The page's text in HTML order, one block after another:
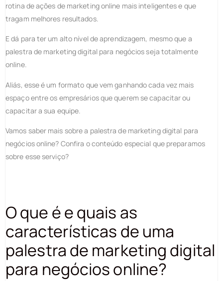
rotina de ações de marketing online mais inteligentes e que
tragam melhores resultados.
E dá para ter um alto nível de aprendizagem, mesmo que a
palestra de marketing digital para negócios seja totalmente
online.
Aliás, esse é um formato que vem ganhando cada vez mais
espaço entre os empresários que querem se capacitar ou
capacitar a sua equipe.
Vamos saber mais sobre a palestra de marketing digital para
negócios online? Confira o conteúdo especial que preparamos
sobre esse serviço?
O que é e quais as
características de uma
palestra de marketing digital
para negócios online?